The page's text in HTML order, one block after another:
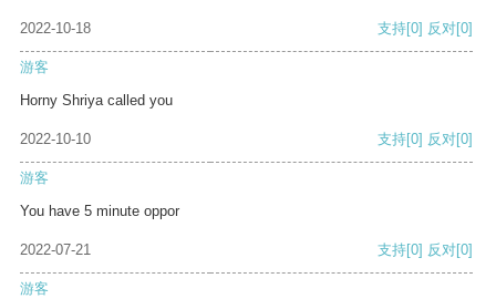
2022-10-18 支持[0] 反对[0]
游客
Horny Shriya called you
2022-10-10 支持[0] 反对[0]
游客
You have 5 minute oppor
2022-07-21 支持[0] 反对[0]
游客